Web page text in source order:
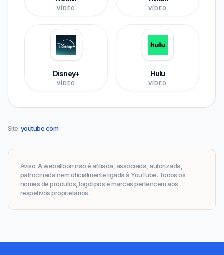
VÍDEO VÍDEO
Disney+
VÍDEO
Hulu
VÍDEO
Site:youtube.com
Aviso:A weballoon não é afiliada, associada, autorizada,
patrocinada nem oficialmente ligada à YouTube. Todos os
nomes de produtos, logótipos e marcas pertencem aos
respetivos proprietários.